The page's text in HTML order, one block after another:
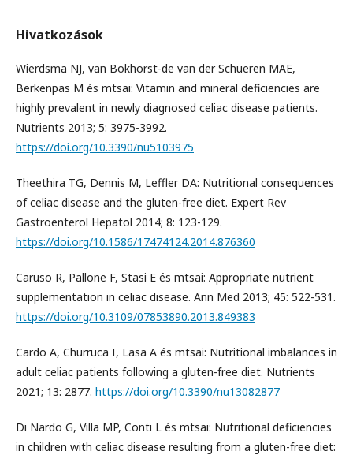
Hivatkozások
Wierdsma NJ, van Bokhorst-de van der Schueren MAE,
Berkenpas M és mtsai: Vitamin and mineral deficiencies are
highly prevalent in newly diagnosed celiac disease patients.
Nutrients 2013; 5: 3975-3992.
https://doi.org/10.3390/nu5103975
Theethira TG, Dennis M, Leffler DA: Nutritional consequences
of celiac disease and the gluten-free diet. Expert Rev
Gastroenterol Hepatol 2014; 8: 123-129.
https://doi.org/10.1586/17474124.2014.876360
Caruso R, Pallone F, Stasi E és mtsai: Appropriate nutrient
supplementation in celiac disease. Ann Med 2013; 45: 522-531.
https://doi.org/10.3109/07853890.2013.849383
Cardo A, Churruca I, Lasa A és mtsai: Nutritional imbalances in
adult celiac patients following a gluten-free diet. Nutrients
2021; 13: 2877. https://doi.org/10.3390/nu13082877
Di Nardo G, Villa MP, Conti L és mtsai: Nutritional deficiencies
in children with celiac disease resulting from a gluten-free diet: